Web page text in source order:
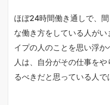
ほぼ24時間働き通しで、
な働き方をしている人が
イプの人のことを思い浮
人は、自分がその仕事を
るべきだと思っている人で